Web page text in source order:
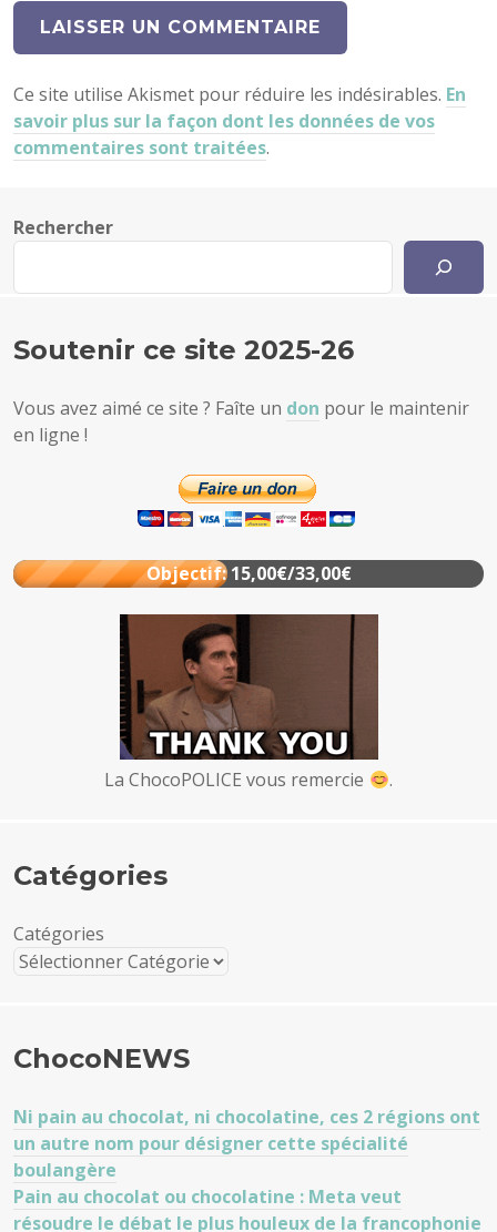
Ce site utilise Akismet pour réduire les indésirables. En
savoir plus sur la façon dont les données de vos
commentaires sont traitées.
Rechercher
Soutenir ce site 2025-26
Vous avez aimé ce site ? Faîte un don pour le maintenir
en ligne !
Objectif: 15,00€/33,00€
La ChocoPOLICE vous remercie .
Catégories
Catégories
ChocoNEWS
Ni pain au chocolat, ni chocolatine, ces 2 régions ont
un autre nom pour désigner cette spécialité
boulangère
Pain au chocolat ou chocolatine : Meta veut
résoudre le débat le plus houleux de la francophonie